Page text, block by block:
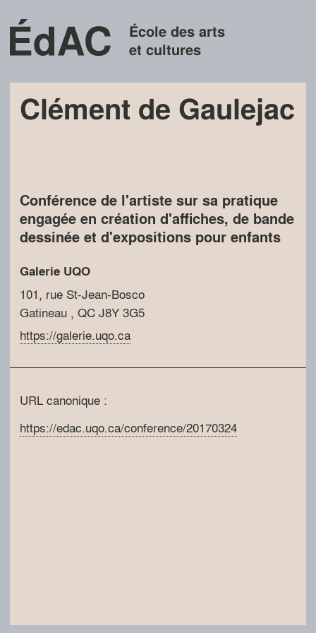
École des arts
et cultures
Clément de Gaulejac
Conférence de l'artiste sur sa pratique
engagée en création d'affiches, de bande
dessinée et d'expositions pour enfants
Galerie UQO
101, rue St-Jean-Bosco
Gatineau , QCJ8Y 3G5
https://galerie.uqo.ca
URL canonique :
https://edac.uqo.ca/conference/20170324